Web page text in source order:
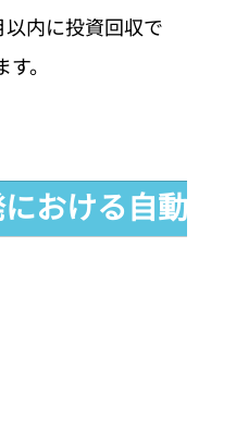
内に投資回収で
。
おける自動化